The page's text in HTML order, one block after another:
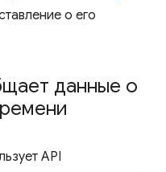
о его
данные о
API